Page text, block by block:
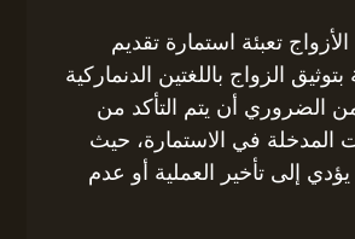
تعبئة استمارة تقديم
الزواج باللغتين الدنماركية
من الضروري أن يتم التأكد من
المدخلة في الاستمارة، حيث
إلى تأخير العملية أو عدم